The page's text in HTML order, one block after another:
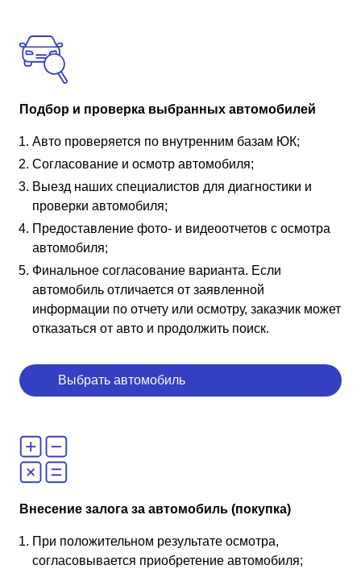
Подбор и проверка выбранных автомобилей
Авто проверяется по внутренним базам ЮК;
Согласование и осмотр автомобиля;
Выезд наших специалистов для диагностики и
проверки автомобиля;
Предоставление фото- и видеоотчетов с осмотра
автомобиля;
Финальное согласование варианта. Если
автомобиль отличается от заявленной
информации по отчету или осмотру, заказчик может
отказаться от авто и продолжить поиск.
Выбрать автомобиль
Внесение залога за автомобиль (покупка)
При положительном результате осмотра,
согласовывается приобретение автомобиля;